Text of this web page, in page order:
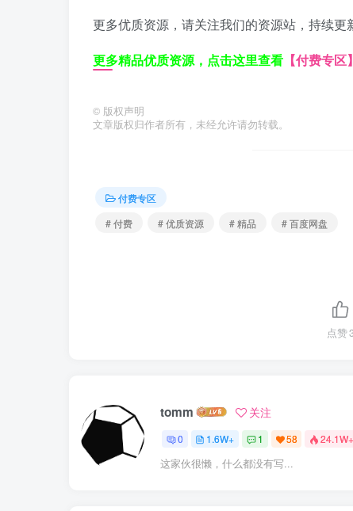
更多优质资源，请关注我们的资源站，持续
更多精品优质资源，点击这里查看 【付费专区】
© 版权声明
文章版权归作者所有，未经允许请勿转载。
付费专区
# 付费
# 优质资源 # 精品 # 百度网盘
点赞3
tomm 关注
0 1.6W+ 1 58 24.1W+
这家伙很懒，什么都没有写...